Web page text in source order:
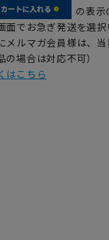
の表示
面でお急ぎ発送を選択
メルマガ会員様は、
の場合は対応不可）
はこちら